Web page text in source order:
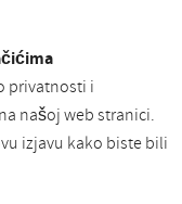
privatnosti i
našoj web stranici.
izjavu kako biste bili